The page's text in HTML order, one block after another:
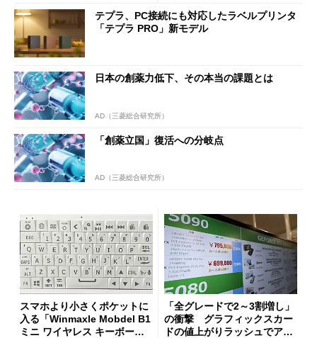
テプラ、PC接続にも対応したラベルプリンタ
「テプラ PRO」新モデル
日本の創薬力低下、その本当の課題とは
AD（三菱総合研究所）
「創薬立国」復活への分岐点
AD（三菱総合研究所）
スマホより小さくポケットに
入る「Winmaxle Mobdel B1
ミニ ワイヤレス キーボー
「全グレードで2～3割増し」
の衝撃 グラフィックスカー
ドの値上がりラッシュでアキ